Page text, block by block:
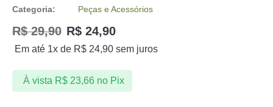
Categoria: Peças e Acessórios
R$29,90 R$ 24,90
Em até 1x de R$ 24,90 sem juros
À vista R$23,66 no Pix